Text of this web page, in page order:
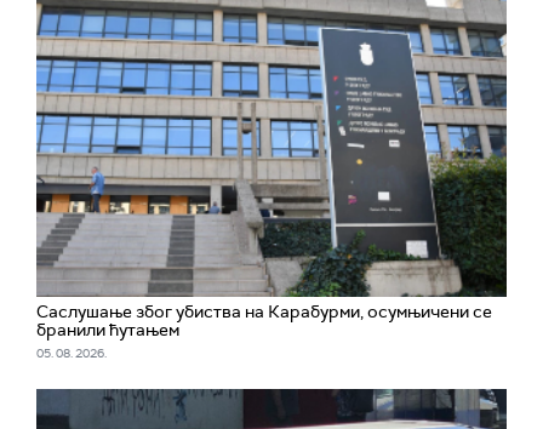
Саслушање због убиства на Карабурми, осумњичени се
бранили ћутањем
05. 08. 2026.